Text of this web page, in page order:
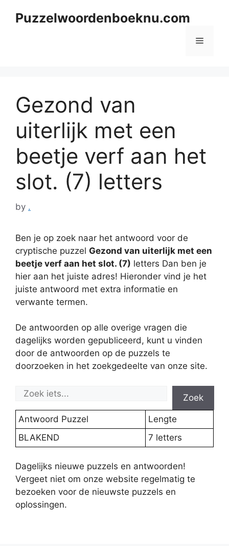
Puzzelwoordenboeknu.com
Menu
Gezond van
uiterlijk met een
beetje verf aan het
slot. (7) letters
by .
Ben je op zoek naar het antwoord voor de
cryptische puzzel Gezond van uiterlijk met een
beetje verf aan het slot. (7) letters Dan ben je
hier aan het juiste adres! Hieronder vind je het
juiste antwoord met extra informatie en
verwante termen.
De antwoorden op alle overige vragen die
dagelijks worden gepubliceerd, kunt u vinden
door de antwoorden op de puzzels te
doorzoeken in het zoekgedeelte van onze site.
Zoek
Antwoord Puzzel
Lengte
BLAKEND
7 letters
Dagelijks nieuwe puzzels en antwoorden!
Vergeet niet om onze website regelmatig te
bezoeken voor de nieuwste puzzels en
oplossingen.